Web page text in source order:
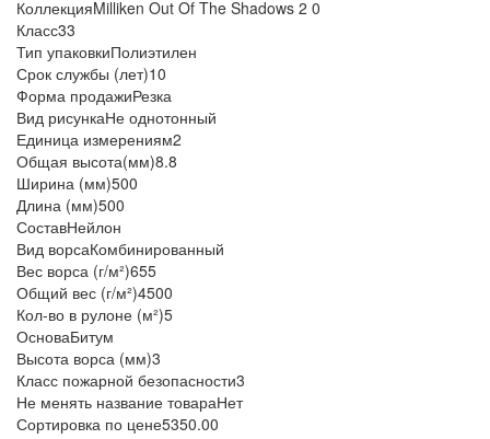
КоллекцияMilliken Out Of The Shadows 2 0
Класс33
Тип упаковкиПолиэтилен
Срок службы (лет)10
Форма продажиРезка
Вид рисункаНе однотонный
Единица измерениям2
Общая высота(мм)8.8
Ширина (мм)500
Длина (мм)500
СоставНейлон
Вид ворсаКомбинированный
Вес ворса (г/м²)655
Общий вес (г/м²)4500
Кол-во в рулоне (м²)5
ОсноваБитум
Высота ворса (мм)3
Класс пожарной безопасности3
Не менять название товараНет
Сортировка по цене5350.00